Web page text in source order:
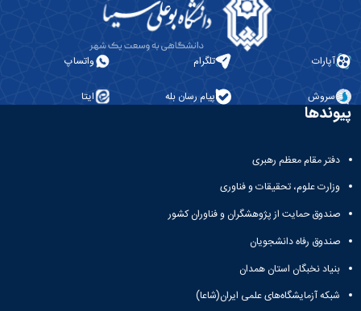
آپارات تلگرام واتساپ
سروش پیام رسان بله ایتا
پیوندها
دفتر مقام معظم رهبری
وزارت علوم، تحقیقات و فناوری
صندوق حمایت از پژوهشگران و فناوران کشور
صندوق رفاه دانشجویان
بنیاد نخبگان استان همدان
شبکه آزمایشگاه‌های علمی ایران(شاعا)